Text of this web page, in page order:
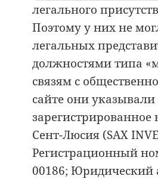
легального
Поэтому у них не
легальных
должностями типа
связям с
сайте они
зарегистрированное
Сент-Люсия (SAX
Регистрационный
00186; Юридический